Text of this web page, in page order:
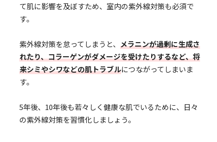
て肌に影響を及ぼすため、室内の紫外線対策も必須で
す。
紫外線対策を怠ってしまうと、 メラニンが過剰に生成さ
れたり、コラーゲンがダメージを受けたりするなど、将
来シミやシワなどの肌トラブルにつながってしまいま
す。
5年後、10年後も若々しく健康な肌でいるために、日々
の紫外線対策を習慣化しましょう。